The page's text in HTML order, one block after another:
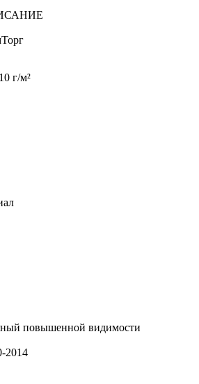
г/м²
повышенной видимости
2014